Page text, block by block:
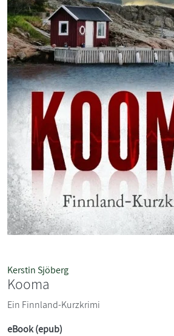
Kerstin Sjöberg
Kooma
Ein Finnland-Kurzkrimi
eBook (epub)